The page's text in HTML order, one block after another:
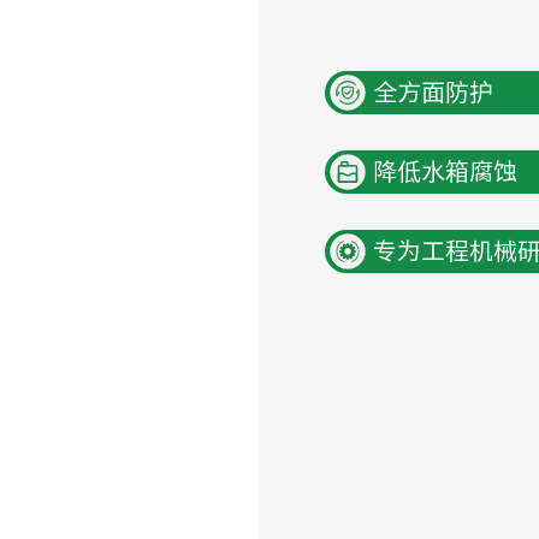
全方面防护
降低水箱腐蚀
专为工程机械